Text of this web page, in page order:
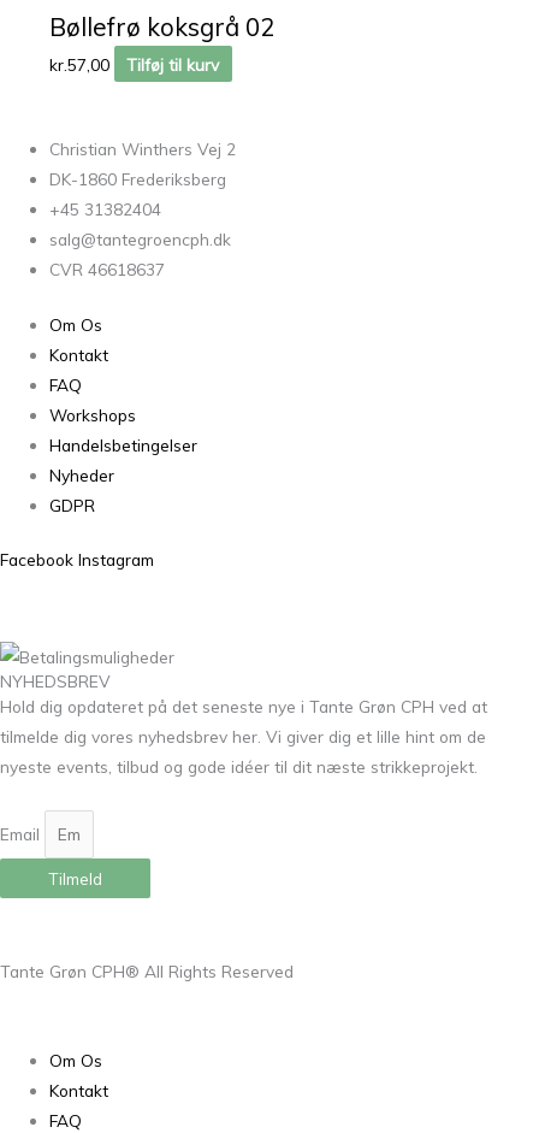
Bøllefrø koksgrå 02
kr.57,00 Tilføj til kurv
Christian Winthers Vej 2
DK-1860 Frederiksberg
+45 31382404
salg@tantegroencph.dk
CVR 46618637
Om Os
Kontakt
FAQ
Workshops
Handelsbetingelser
Nyheder
GDPR
Facebook Instagram
NYHEDSBREV
Hold dig opdateret på det seneste nye i Tante Grøn CPH ved at
tilmelde dig vores nyhedsbrev her. Vi giver dig et lille hint om de
nyeste events, tilbud og gode idéer til dit næste strikkeprojekt.
Email
Tilmeld
Tante Grøn CPH® All Rights Reserved
Om Os
Kontakt
FAQ